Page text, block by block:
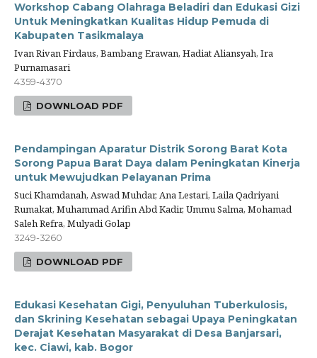
Workshop Cabang Olahraga Beladiri dan Edukasi Gizi
Untuk Meningkatkan Kualitas Hidup Pemuda di
Kabupaten Tasikmalaya
Ivan Rivan Firdaus, Bambang Erawan, Hadiat Aliansyah, Ira
Purnamasari
4359-4370
DOWNLOAD PDF
Pendampingan Aparatur Distrik Sorong Barat Kota
Sorong Papua Barat Daya dalam Peningkatan Kinerja
untuk Mewujudkan Pelayanan Prima
Suci Khamdanah, Aswad Muhdar, Ana Lestari, Laila Qadriyani
Rumakat, Muhammad Arifin Abd Kadir, Ummu Salma, Mohamad
Saleh Refra, Mulyadi Golap
3249-3260
DOWNLOAD PDF
Edukasi Kesehatan Gigi, Penyuluhan Tuberkulosis,
dan Skrining Kesehatan sebagai Upaya Peningkatan
Derajat Kesehatan Masyarakat di Desa Banjarsari,
kec. Ciawi, kab. Bogor